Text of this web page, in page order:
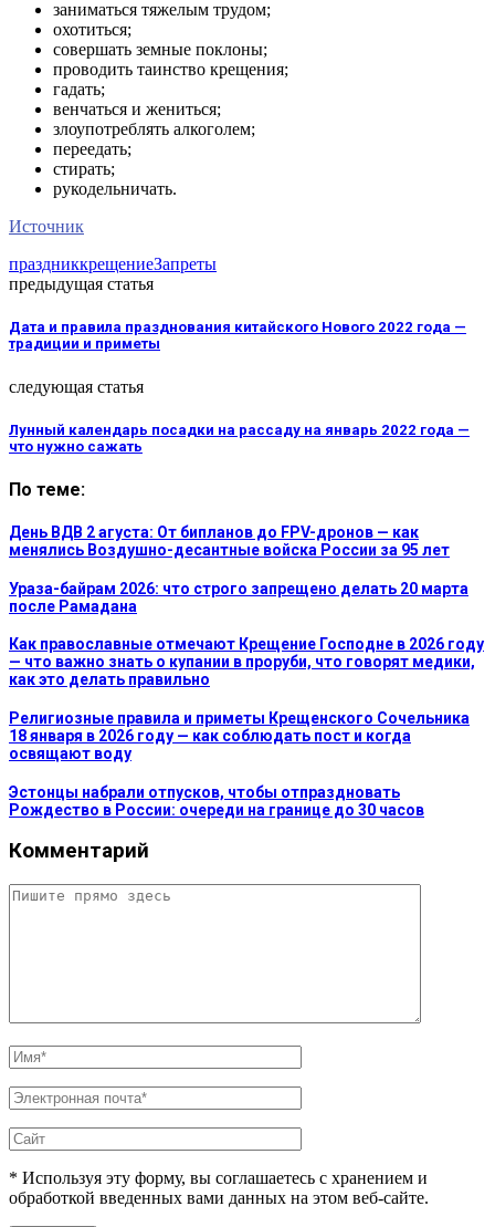
заниматься тяжелым трудом;
охотиться;
совершать земные поклоны;
проводить таинство крещения;
гадать;
венчаться и жениться;
злоупотреблять алкоголем;
переедать;
стирать;
рукодельничать.
Источник
праздниккрещениеЗапреты
предыдущая статья
Дата и правила празднования китайского Нового 2022 года —
традиции и приметы
следующая статья
Лунный календарь посадки на рассаду на январь 2022 года —
что нужно сажать
По теме:
День ВДВ 2 агуста: От бипланов до FPV-дронов — как
менялись Воздушно-десантные войска России за 95 лет
Ураза-байрам 2026: что строго запрещено делать 20 марта
после Рамадана
Как православные отмечают Крещение Господне в 2026 году
— что важно знать о купании в проруби, что говорят медики,
как это делать правильно
Религиозные правила и приметы Крещенского Сочельника
18 января в 2026 году — как соблюдать пост и когда
освящают воду
Эстонцы набрали отпусков, чтобы отпраздновать
Рождество в России: очереди на границе до 30 часов
Комментарий
* Используя эту форму, вы соглашаетесь с хранением и
обработкой введенных вами данных на этом веб-сайте.